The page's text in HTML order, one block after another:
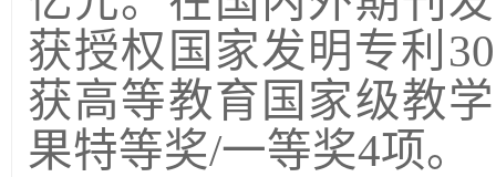
获授权国家发明专利 30
获高等教育国家级教
果特等奖/一等奖4项。